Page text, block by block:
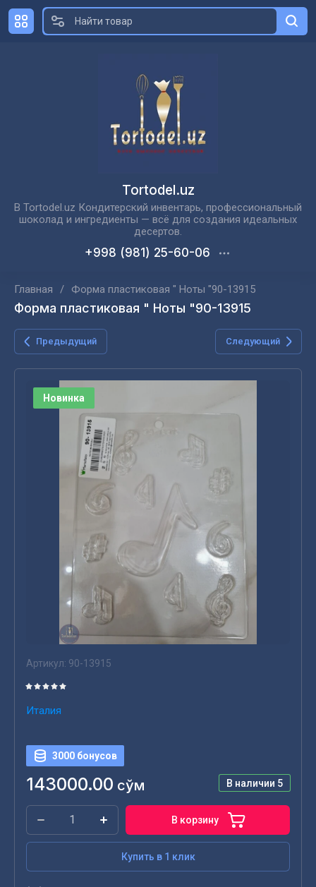
Tortodel.uz
В Tortodel.uz Кондитерский инвентарь, профессиональный
шоколад и ингредиенты — всё для создания идеальных
десертов.
+998 (981) 25-60-06
Главная / Форма пластиковая " Ноты "90-13915
Форма пластиковая " Ноты "90-13915
Предыдущий Следующий
Новинка
Артикул: 90-13915
Италия
3000 бонусов
В наличии 5
143000.00 сўм
В корзину
Купить в 1 клик